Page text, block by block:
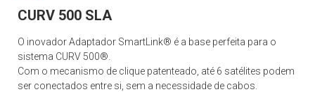
CURV 500 SLA
O inovador Adaptador SmartLink® é a base perfeita para o
sistema CURV 500®.
Com o mecanismo de clique patenteado, até 6 satélites podem
ser conectados entre si, sem a necessidade de cabos.